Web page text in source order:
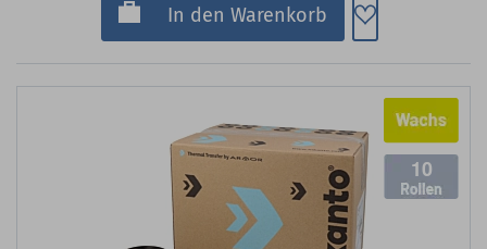
In den Warenkorb Zum
10